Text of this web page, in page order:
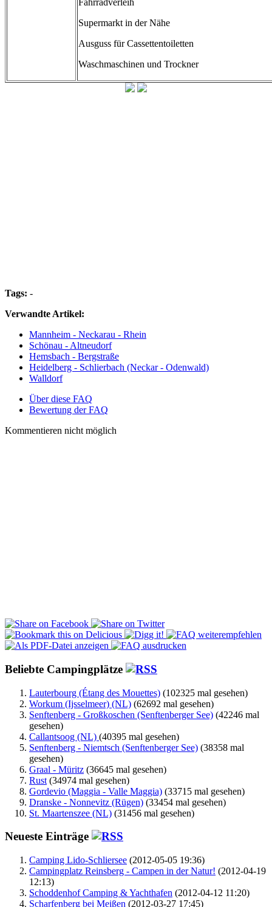
Fahrradverleih
Supermarkt in der Nähe
Ausguss für Cassettentoiletten
Waschmaschinen und Trockner
Tags: -
Verwandte Artikel:
Mannheim - Neckarau - Rhein
Schönau - Altneudorf
Hemsbach - Bergstraße
Heidelberg - Schlierbach (Neckar - Odenwald)
Walldorf
Über diese FAQ
Bewertung der FAQ
Kommentieren nicht möglich
Beliebte Campingplätze
Lauterbourg (Étang des Mouettes) (102325 mal gesehen)
Workum (Ijsselmeer) (NL) (62692 mal gesehen)
Senftenberg - Großkoschen (Senftenberger See) (42246 mal
gesehen)
Callantsoog (NL) (40395 mal gesehen)
Senftenberg - Niemtsch (Senftenberger See) (38358 mal
gesehen)
Graal - Müritz (36645 mal gesehen)
Rust (34974 mal gesehen)
Gordevio (Maggia - Valle Maggia) (33715 mal gesehen)
Dranske - Nonnevitz (Rügen) (33454 mal gesehen)
St. Maartenszee (NL) (31456 mal gesehen)
Neueste Einträge
Camping Lido-Schliersee (2012-05-05 19:36)
Campingplatz Reinsberg - Campen in der Natur! (2012-04-19
12:13)
Schoddenhof Camping & Yachthafen (2012-04-12 11:20)
Scharfenberg bei Meißen (2012-03-27 17:45)